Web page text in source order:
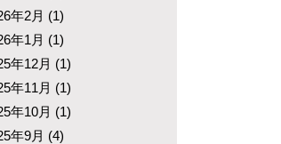
年2月 (1)
年1月 (1)
年12月 (1)
年11月 (1)
年10月 (1)
年9月 (4)